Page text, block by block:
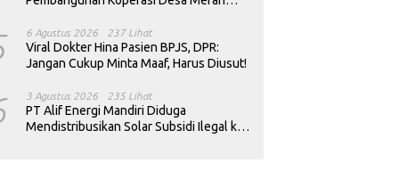
6 Agustus 2026 237 Lihat
Viral Dokter Hina Pasien BPJS, DPR:
Jangan Cukup Minta Maaf, Harus Diusut!
3 Agustus 2026 235 Lihat
PT Alif Energi Mandiri Diduga
Mendistribusikan Solar Subsidi Ilegal ke